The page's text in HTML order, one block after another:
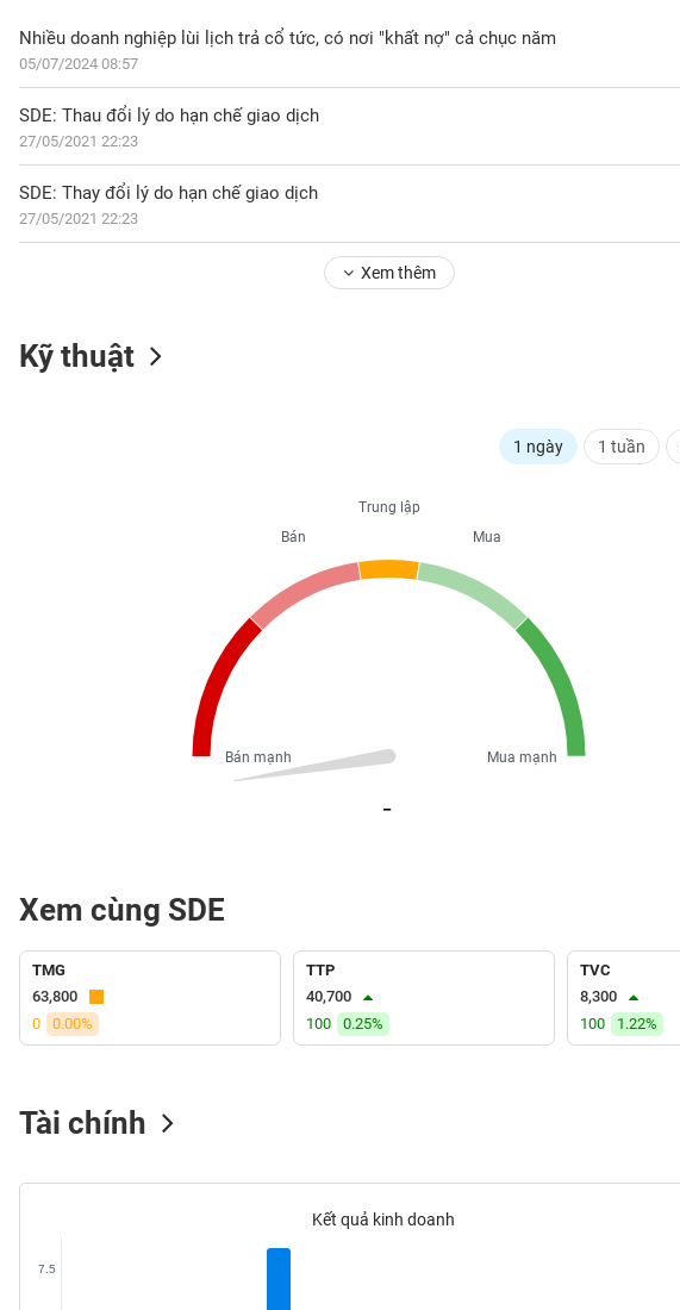
Nhiều doanh nghiệp lùi lịch trả cổ tức, có nơi "khất nợ" cả chục năm
05/07/2024 08:57
SDE: Thau đổi lý do hạn chế giao dịch
27/05/2021 22:23
SDE: Thay đổi lý do hạn chế giao dịch
27/05/2021 22:23
Xem thêm
Kỹ thuật
1 ngày 1 tuần
Trung lập
Mua
Mua mạnh
Bán
Bán mạnh
Xem cùng SDE
TMG
63,800
0
0.00%
TTP
40,700
100
0.25%
TVC
8,300
100
1.22%
Tài chính
Kết quả kinh doanh
7.5
DOANH
NGHIỆP
CỔ
SINH
Ngành
(-)
VS-
SECTOR